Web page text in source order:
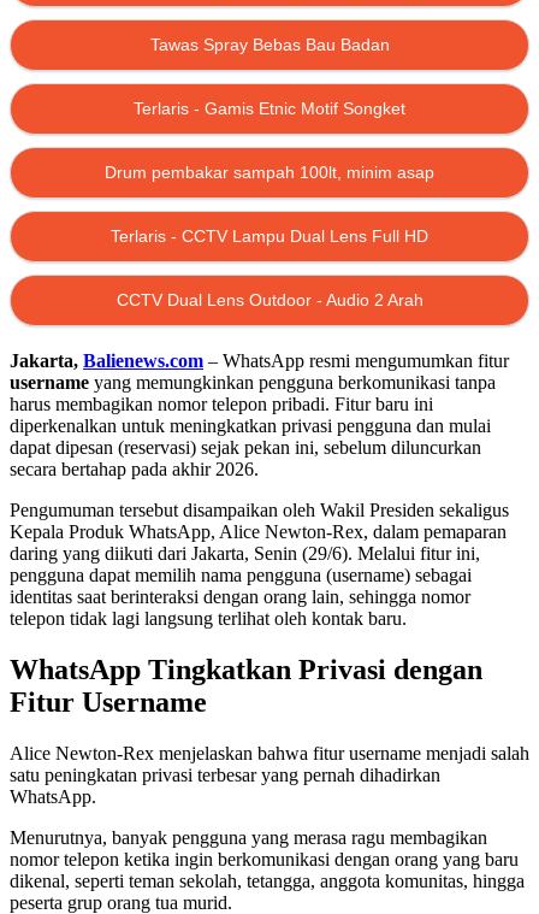
Tawas Spray Bebas Bau Badan
Terlaris - Gamis Etnic Motif Songket
Drum pembakar sampah 100lt, minim asap
Terlaris - CCTV Lampu Dual Lens Full HD
CCTV Dual Lens Outdoor - Audio 2 Arah
Jakarta, Balienews.com – WhatsApp resmi mengumumkan fitur
username yang memungkinkan pengguna berkomunikasi tanpa
harus membagikan nomor telepon pribadi. Fitur baru ini
diperkenalkan untuk meningkatkan privasi pengguna dan mulai
dapat dipesan (reservasi) sejak pekan ini, sebelum diluncurkan
secara bertahap pada akhir 2026.
Pengumuman tersebut disampaikan oleh Wakil Presiden sekaligus
Kepala Produk WhatsApp, Alice Newton-Rex, dalam pemaparan
daring yang diikuti dari Jakarta, Senin (29/6). Melalui fitur ini,
pengguna dapat memilih nama pengguna (username) sebagai
identitas saat berinteraksi dengan orang lain, sehingga nomor
telepon tidak lagi langsung terlihat oleh kontak baru.
WhatsApp Tingkatkan Privasi dengan
Fitur Username
Alice Newton-Rex menjelaskan bahwa fitur username menjadi salah
satu peningkatan privasi terbesar yang pernah dihadirkan
WhatsApp.
Menurutnya, banyak pengguna yang merasa ragu membagikan
nomor telepon ketika ingin berkomunikasi dengan orang yang baru
dikenal, seperti teman sekolah, tetangga, anggota komunitas, hingga
peserta grup orang tua murid.